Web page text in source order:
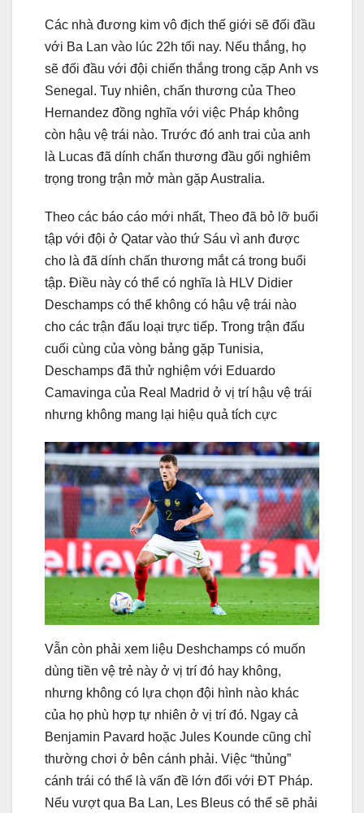
Các nhà đương kim vô địch thế giới sẽ đối đầu
với Ba Lan vào lúc 22h tối nay. Nếu thắng, họ
sẽ đối đầu với đội chiến thắng trong cặp Anh vs
Senegal. Tuy nhiên, chấn thương của Theo
Hernandez đồng nghĩa với việc Pháp không
còn hậu vệ trái nào. Trước đó anh trai của anh
là Lucas đã dính chấn thương đầu gối nghiêm
trọng trong trận mở màn gặp Australia.
Theo các báo cáo mới nhất, Theo đã bỏ lỡ buổi
tập với đội ở Qatar vào thứ Sáu vì anh được
cho là đã dính chấn thương mắt cá trong buổi
tập. Điều này có thể có nghĩa là HLV Didier
Deschamps có thể không có hậu vệ trái nào
cho các trận đấu loại trực tiếp. Trong trận đấu
cuối cùng của vòng bảng gặp Tunisia,
Deschamps đã thử nghiệm với Eduardo
Camavinga của Real Madrid ở vị trí hậu vệ trái
nhưng không mang lại hiệu quả tích cực
Vẫn còn phải xem liệu Deshchamps có muốn
dùng tiền vệ trẻ này ở vị trí đó hay không,
nhưng không có lựa chọn đội hình nào khác
của họ phù hợp tự nhiên ở vị trí đó. Ngay cả
Benjamin Pavard hoặc Jules Kounde cũng chỉ
thường chơi ở bên cánh phải. Việc “thủng”
cánh trái có thể là vấn đề lớn đối với ĐT Pháp.
Nếu vượt qua Ba Lan, Les Bleus có thể sẽ phải